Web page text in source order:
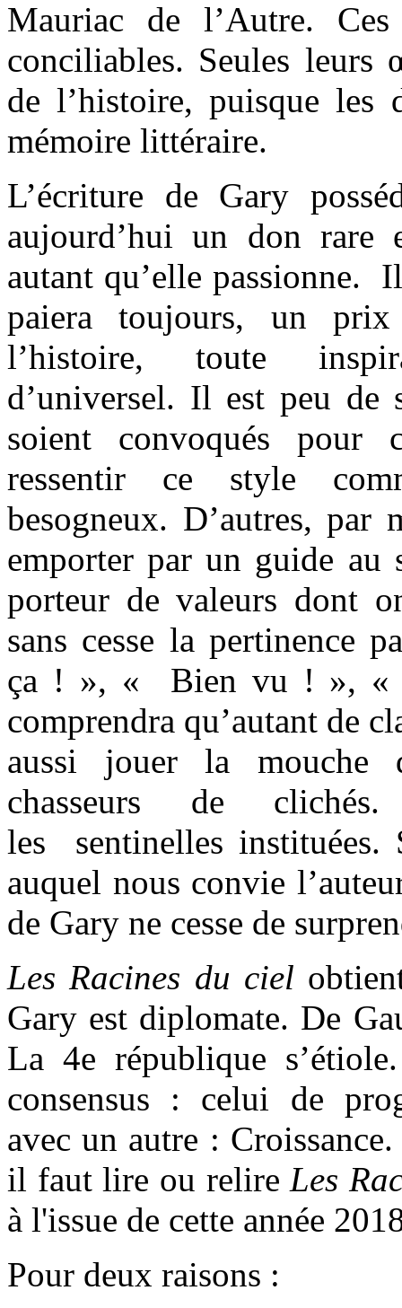
Mauriac de l’Autre.
conciliables. Seules leurs
de l’histoire, puisque les
mémoire littéraire.
L’écriture de Gary
aujourd’hui un don
autant qu’elle passionne.
paiera toujours, un prix
l’histoire, toute
d’universel. Il est peu de
soient convoqués pour
ressentir ce style
besogneux. D’autres, par
emporter par un guide au
porteur de valeurs dont
sans cesse la pertinence
ça ! », « Bien vu ! », «
comprendra qu’autant de
aussi jouer la mouche
chasseurs de
les sentinelles instituées.
auquel nous convie
de Gary ne cesse de
Les Racines du ciel
Gary est diplomate. De
La 4e république
consensus : celui de
avec un autre :
il faut lire ou relireLes
à l'issue de cette année
Pour deux raisons :